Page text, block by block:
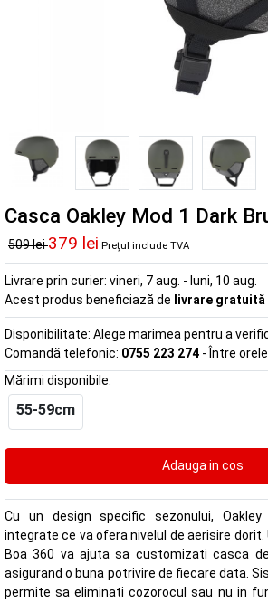
Casca Oakley Mod 1 Dark
509 lei379 lei Prețul include TVA
Livrare prin curier: vineri, 7 aug. - luni, 10 aug.
Acest produs beneficiază de livrare gratuită
Disponibilitate: Alege marimea pentru a
Comandă telefonic: 0755 223 274 - Între
Mărimi disponibile:
55-59cm
Cu un design specific sezonului,
integrate ce va ofera nivelul de aerisire
Boa 360 va ajuta sa customizati casca de jur imprejurul capului
asigurand o buna potrivire de fiecare data.
permite sa eliminati cozorocul sau nu in